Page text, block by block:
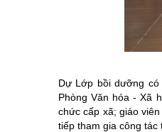
Dự Lớp bồi dưỡng
Phòng Văn hóa - Xã
chức cấp xã; giáo
tiếp tham gia công